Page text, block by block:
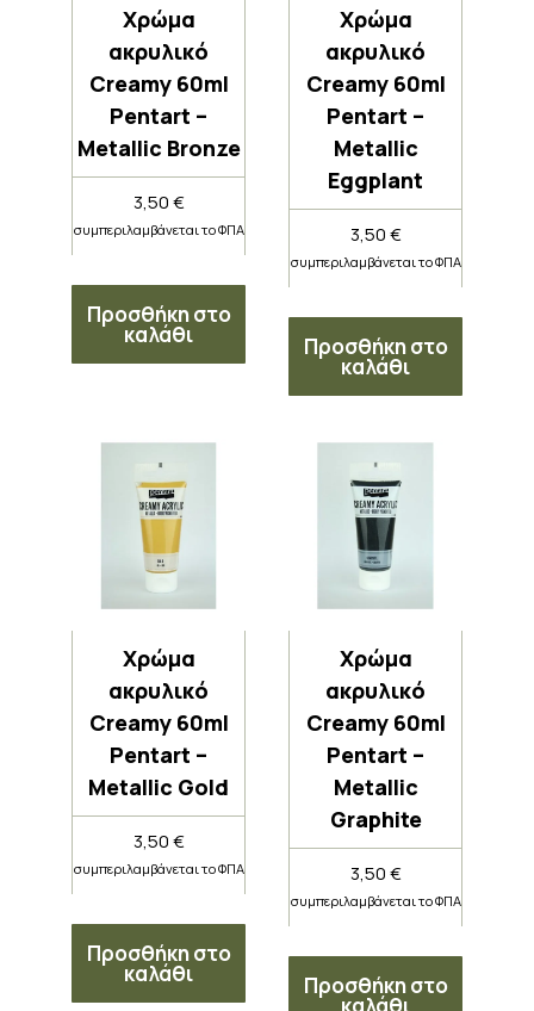
Χρώμα
ακρυλικό
Creamy 60ml
Pentart –
Metallic Bronze
3,50€
συμπεριλαμβάνεται το ΦΠΑ
Προσθήκη στο
καλάθι
Χρώμα
ακρυλικό
Creamy 60ml
Pentart –
Metallic
Eggplant
3,50€
συμπεριλαμβάνεται το ΦΠΑ
Προσθήκη στο
καλάθι
Χρώμα
ακρυλικό
Creamy 60ml
Pentart –
Metallic Gold
3,50€
συμπεριλαμβάνεται το ΦΠΑ
Προσθήκη στο
καλάθι
Χρώμα
ακρυλικό
Creamy 60ml
Pentart –
Metallic
Graphite
3,50€
συμπεριλαμβάνεται το ΦΠΑ
Προσθήκη στο